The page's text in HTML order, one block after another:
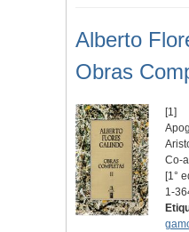
Alberto
Obras
[1]
Co-
[1°
1-